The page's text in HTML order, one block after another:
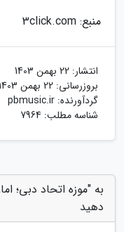
منبع: 3click.com
انتشار: 22 بهمن 1403
بروزرسانی: 22 بهمن 1403
گردآورنده: pbmusic.ir
شناسه مطلب: 7964
به "موزه اتحاد دبی؛
دهید